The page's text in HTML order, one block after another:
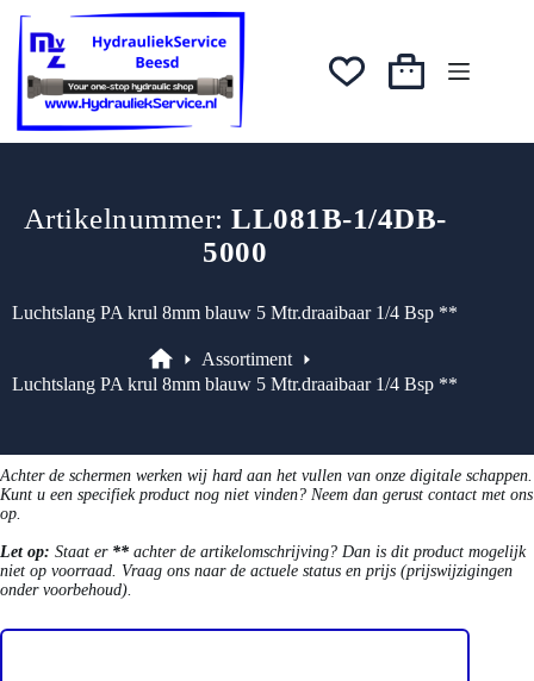
naar
inhoud
Winkelwagen
Artikelnummer:LL081B-1/4DB-
5000
Luchtslang PA krul 8mm blauw 5 Mtr.draaibaar 1/4 Bsp **
Assortiment
Assortiment
Luchtslang PA krul 8mm blauw 5 Mtr.draaibaar 1/4 Bsp **
Achter de schermen werken wij hard aan het vullen van onze digitale schappen.
Kunt u een specifiek product nog niet vinden? Neem dan gerust contact met ons
op.
Let op: Staat er ** achter de artikelomschrijving? Dan is dit product mogelijk
niet op voorraad. Vraag ons naar de actuele status en prijs (prijswijzigingen
onder voorbehoud).